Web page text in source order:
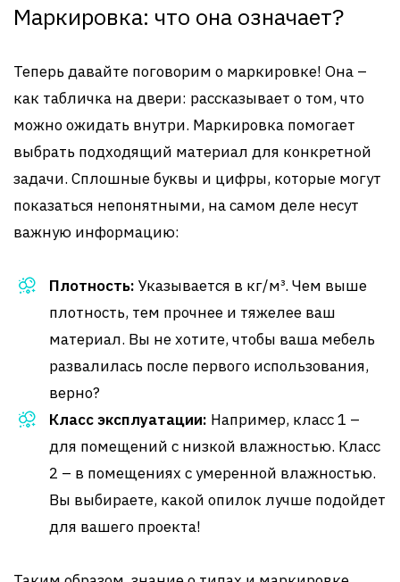
Маркировка: что она означает?
Теперь давайте поговорим о маркировке! Она –
как табличка на двери: рассказывает о том, что
можно ожидать внутри. Маркировка помогает
выбрать подходящий материал для конкретной
задачи. Сплошные буквы и цифры, которые могут
показаться непонятными, на самом деле несут
важную информацию:
Плотность: Указывается в кг/м³. Чем выше
плотность, тем прочнее и тяжелее ваш
материал. Вы не хотите, чтобы ваша мебель
развалилась после первого использования,
верно?
Класс эксплуатации: Например, класс 1 –
для помещений с низкой влажностью. Класс
2 – в помещениях с умеренной влажностью.
Вы выбираете, какой опилок лучше подойдет
для вашего проекта!